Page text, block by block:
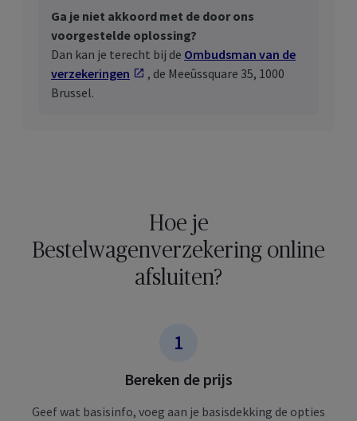
Ga je niet akkoord met de door ons
voorgestelde oplossing?
Dan kan je terecht bij de Ombudsman van de
verzekeringen
Opent in een nieuw tab
, de Meeûssquare 35, 1000
Brussel.
Hoe je
Bestelwagenverzekering online
afsluiten?
Bereken de prijs​
Geef wat basisinfo, voeg aan je basisdekking de opties